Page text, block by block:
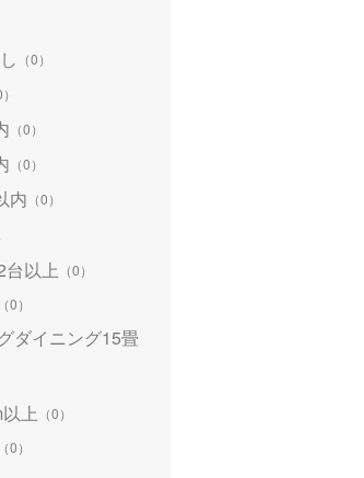
（0）
）
（0）
（0）
内 （0）
台以上 （0）
（0）
ダイニング15畳
上 （0）
（0）